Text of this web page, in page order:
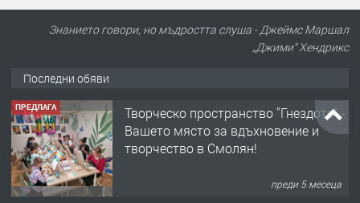
Знанието говори, но мъдростта слуша - Джеймс Маршал
„Джими“ Хендрикс
Последни обяви
ПРЕДЛАГА
Творческо пространство "Гнездото" -
Вашето място за вдъхновение и
творчество в Смолян!
преди 5 месеца